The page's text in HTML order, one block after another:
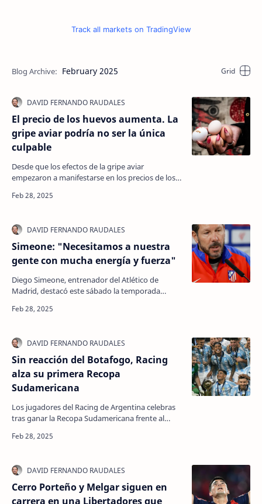
Track all markets on TradingView
February 2025
El precio de los huevos aumenta. La
gripe aviar podría no ser la única
culpable
Desde que los efectos de la gripe aviar
empezaron a manifestarse en los precios de los
ariete polít…
Simeone: "Necesitamos a nuestra
gente con mucha energía y fuerza"
Diego Simeone, entrenador del Atlético de
Madrid, destacó este sábado la temporada
es…
Sin reacción del Botafogo, Racing
alza su primera Recopa
Sudamericana
Los jugadores del Racing de Argentina celebras
tras ganar la Recopa Sudamericana frente al
Santos,…
Cerro Porteño y Melgar siguen en
carrera en una Libertadores que